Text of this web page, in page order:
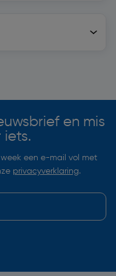
en mis
iets.
een e-mail vol met
privacyverklaring.